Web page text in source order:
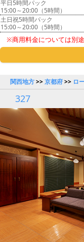
平日5時間パック
15:00～20:00（5時間）
土日祝5時間パック
15:00～20:00（5時間）
※商用料金については別途
関西地方>>京都府>> ロ
327